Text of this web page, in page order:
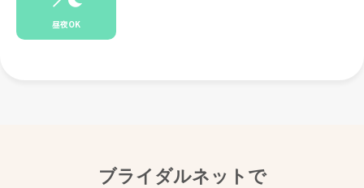
昼夜OK
ブライダルネットで